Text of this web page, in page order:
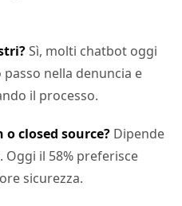
Sì, molti chatbot oggi
nella denuncia e
il processo.
closed source? Dipende
il 58% preferisce
sicurezza.